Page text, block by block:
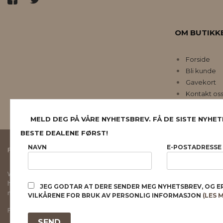
OM
Forside
Bli kunde
Gavekort
Kontakt oss
FRAKT KJØPSBETINGELSER SIKKERHET OG PERSONVERN
Vår nettbutikk bruker cookies slik at du får en bedre kjøpsopplevelse og vi kan
hovedsaklig til å lagre innloggingsdetaljer og huske hva du har puttet i
normalt om du godtar dette.Les merellerendre innstillinger for cookies.
Powered by
MELD DEG PÅ VÅRE NYHETSBREV. FÅ DE SISTE
BESTE DEALENE FØRST!
NAVN E-POSTADRESSE
JEG GODTAR AT DERE SENDER MEG NYHETSBREV, OG
VILKÅRENE FOR BRUK AV PERSONLIG INFORMASJON (LES